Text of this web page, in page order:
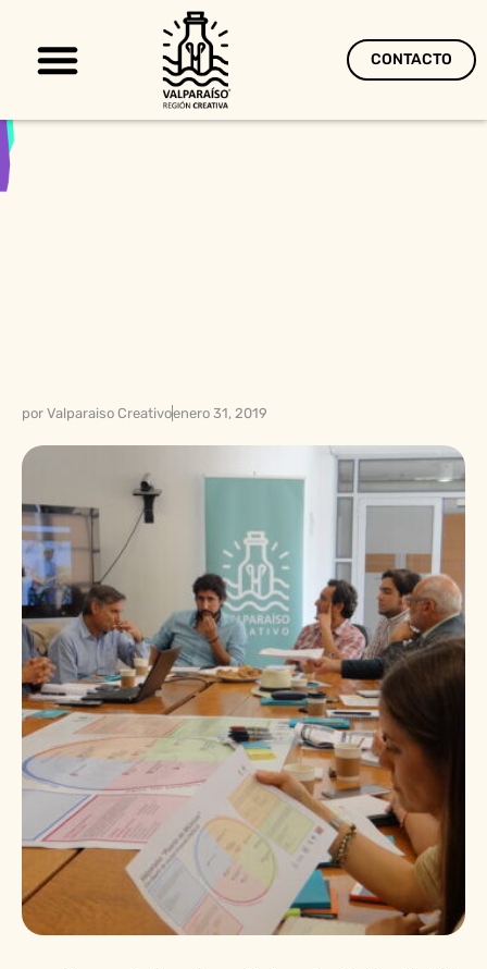
CONTACTO
por Valparaiso Creativoenero 31, 2019